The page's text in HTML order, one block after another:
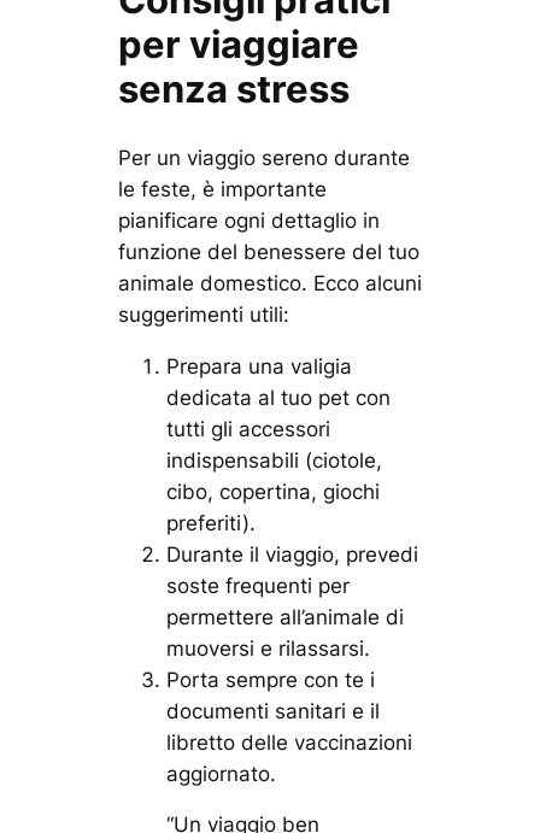
per viaggiare
senza stress
Per un viaggio sereno durante
le feste, è importante
pianificare ogni dettaglio in
funzione del benessere del tuo
animale domestico. Ecco alcuni
suggerimenti utili:
Prepara una valigia
dedicata al tuo pet con
tutti gli accessori
indispensabili (ciotole,
cibo, copertina, giochi
preferiti).
Durante il viaggio, prevedi
soste frequenti per
permettere all’animale di
muoversi e rilassarsi.
Porta sempre con te i
documenti sanitari e il
libretto delle vaccinazioni
aggiornato.
“Un viaggio ben